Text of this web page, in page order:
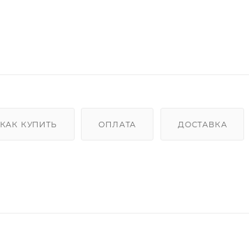
КАК КУПИТЬ ОПЛАТА ДОСТАВКА